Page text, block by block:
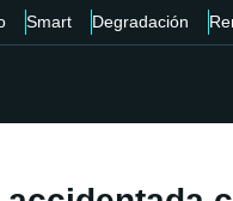
Smart Degradación